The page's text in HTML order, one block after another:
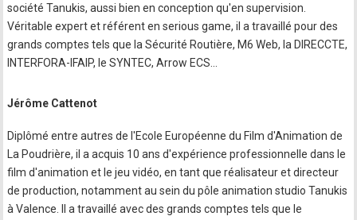
société Tanukis, aussi bien en conception qu'en supervision.
Véritable expert et référent en serious game, il a travaillé pour des
grands comptes tels que la Sécurité Routière, M6 Web, la DIRECCTE,
INTERFORA-IFAIP, le SYNTEC, Arrow ECS...
Jérôme Cattenot
Diplômé entre autres de l'Ecole Européenne du Film d'Animation de
La Poudrière, il a acquis 10 ans d'expérience professionnelle dans le
film d'animation et le jeu vidéo, en tant que réalisateur et directeur
de production, notamment au sein du pôle animation studio Tanukis
à Valence. Il a travaillé avec des grands comptes tels que le